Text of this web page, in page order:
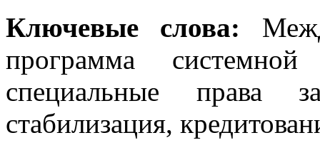
Ключевые слова:
программа
специальные права
стабилизация,